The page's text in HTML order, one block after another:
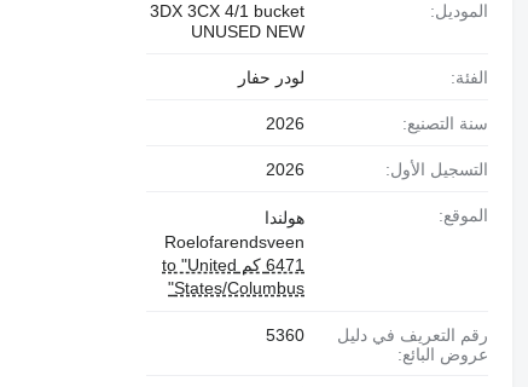
الموديل:
3DX 3CX 4/1 bucket
UNUSED NEW
الفئة: لودر حفار
سنة التصنيع: 2026
التسجيل الأول: 2026
الموقع:
هولندا
Roelofarendsveen
6471 كم to "United
States/Columbus"
رقم التعريف في دليل
عروض البائع:
5360